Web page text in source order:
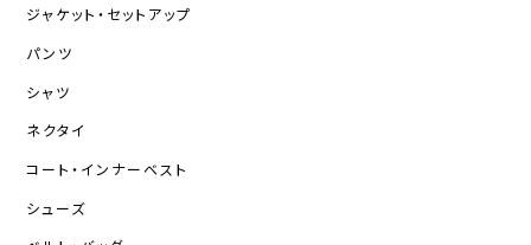
ジャケット・セットアップ
パンツ
シャツ
ネクタイ
コート・インナーベスト
シューズ